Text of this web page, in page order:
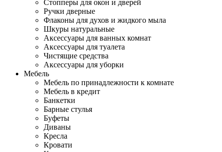
Стопперы для окон и дверей
Ручки дверные
Флаконы для духов и жидкого мыла
Шкуры натуральные
Аксессуары для ванных комнат
Аксессуары для туалета
Чистящие средства
Аксессуары для уборки
Мебель
Мебель по принадлежности к комнате
Мебель в кредит
Банкетки
Барные стулья
Буфеты
Диваны
Кресла
Кровати